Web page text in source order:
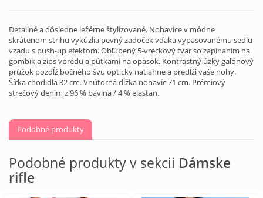
Detailné a dôsledne ležérne štylizované. Nohavice v módne
skrátenom strihu vykúzlia pevný zadoček vďaka vypasovanému sedlu
vzadu s push-up efektom. Obľúbený 5-vreckový tvar so zapínaním na
gombík a zips vpredu a pútkami na opasok. Kontrastný úzky galónový
prúžok pozdĺž bočného švu opticky natiahne a predĺži vaše nohy.
Šírka chodidla 32 cm. Vnútorná dĺžka nohavíc 71 cm. Prémiový
strečový denim z 96 % bavlna / 4 % elastan.
Podobné produkty
Podobné produkty v sekcii Dámske
rifle